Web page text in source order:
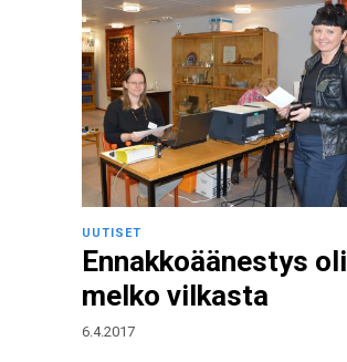
UUTISET
Ennakkoäänestys oli
melko vilkasta
6.4.2017